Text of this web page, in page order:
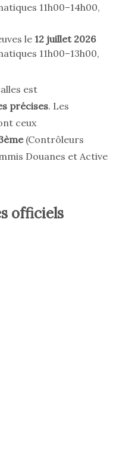
11h00–14h00,
le 12 juillet 2026
11h00–13h00,
est
précises. Les
ceux
(Contrôleurs
Douanes et Active
officiels